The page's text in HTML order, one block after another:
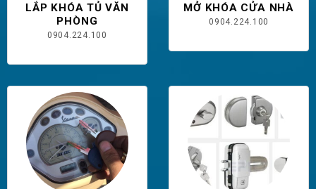
LẮP KHÓA TỦ VĂN
PHÒNG
0904.224.100
MỞ KHÓA CỬA NHÀ
0904.224.100